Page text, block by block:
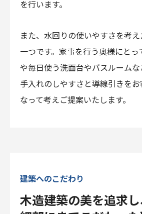
を行います。
また、水回りの使いやすさを考
一つです。家事を行う奥様にと
や毎日使う洗面台やバスルーム
手入れのしやすさと導線引きを
なって考えご提案いたします。
建築へのこだわり
木造建築の美を追求